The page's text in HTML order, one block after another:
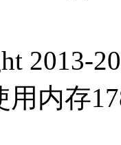
2013-
用内存